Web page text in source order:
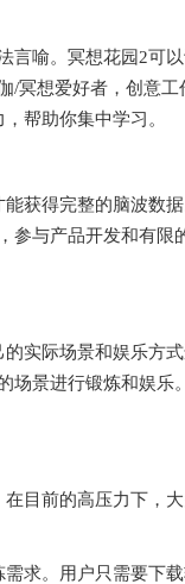
喻。冥想花园2可以
/冥想爱好者，创意
帮助你集中学习。
得完整的脑波数
参与产品开发和有
际场景和娱乐方
场景进行锻炼和娱
前的高压力下，
。用户只需要下